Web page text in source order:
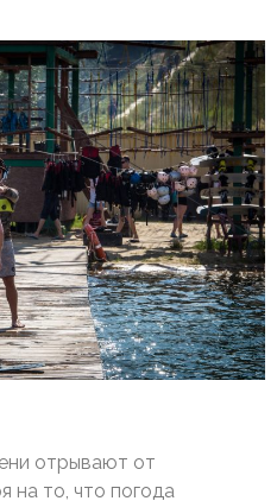
отрывают от
на то, что погода